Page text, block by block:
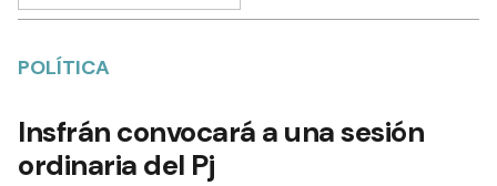
POLÍTICA
Insfrán convocará a una sesión
ordinaria del Pj